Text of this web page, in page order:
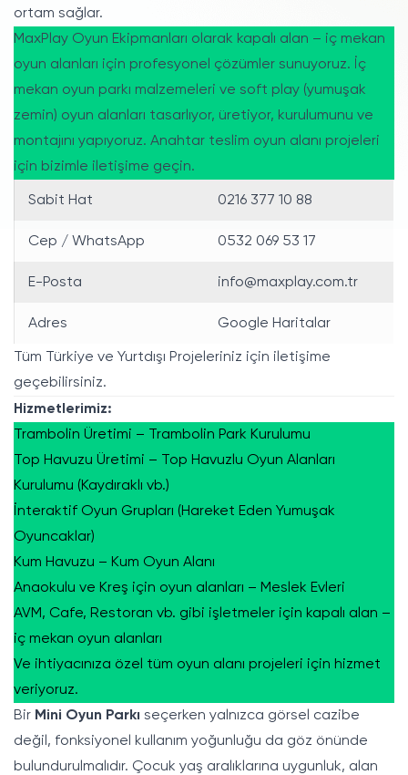
ortam sağlar.
MaxPlay Oyun Ekipmanları olarak kapalı alan – iç mekan
oyun alanları için profesyonel çözümler sunuyoruz. İç
mekan oyun parkı malzemeleri ve soft play (yumuşak
zemin) oyun alanları tasarlıyor, üretiyor, kurulumunu ve
montajını yapıyoruz. Anahtar teslim oyun alanı projeleri
için bizimle iletişime geçin.
Sabit Hat 0216 377 10 88
Cep / WhatsApp 0532 069 53 17
E-Posta info@maxplay.com.tr
Adres Google Haritalar
Tüm Türkiye ve Yurtdışı Projeleriniz için iletişime
geçebilirsiniz.
Hizmetlerimiz:
Trambolin Üretimi – Trambolin Park Kurulumu
Top Havuzu Üretimi – Top Havuzlu Oyun Alanları
Kurulumu (Kaydıraklı vb.)
İnteraktif Oyun Grupları (Hareket Eden Yumuşak
Oyuncaklar)
Kum Havuzu – Kum Oyun Alanı
Anaokulu ve Kreş için oyun alanları – Meslek Evleri
AVM, Cafe, Restoran vb. gibi işletmeler için kapalı alan –
iç mekan oyun alanları
Ve ihtiyacınıza özel tüm oyun alanı projeleri için hizmet
veriyoruz.
Bir Mini Oyun Parkı seçerken yalnızca görsel cazibe
değil, fonksiyonel kullanım yoğunluğu da göz önünde
bulundurulmalıdır. Çocuk yaş aralıklarına uygunluk, alan